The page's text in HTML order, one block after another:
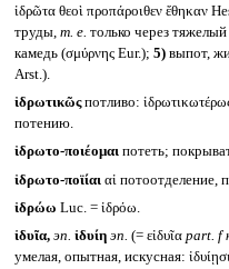
ἱδρῶτα θεοὶ προπάροιθεν ἔθηκαν
труды, т. е. только через
камедь (σμύρνης Eur.); 5)выпот,
Arst.).
ἱδρωτικῶςпотливо:
потению.
ἱδρωτο-ποιέομαι потеть;
ἱδρωτο-ποϊίαι αἱ потоотделение,
ἱδρώω Luc. = ἱδρόω.
ἰδυῖα, эп. ἰδυίη эп. (= εἰδυῖα part. f
умелая, опытная, искусная: